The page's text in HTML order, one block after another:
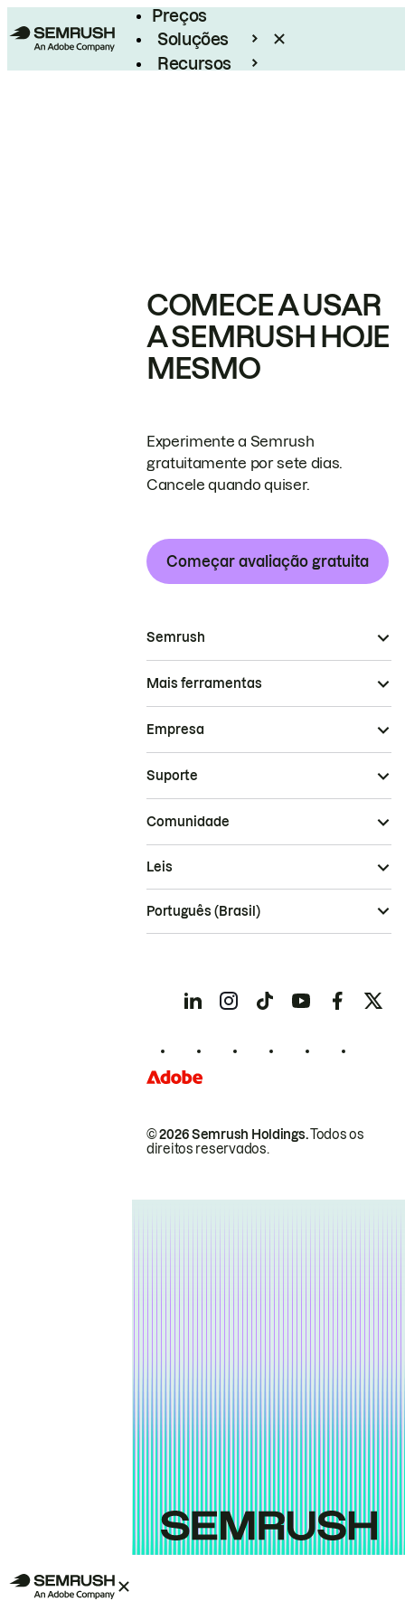
Preços
Soluções
Recursos
COMECE A USAR
A SEMRUSH HOJE
MESMO
Experimente a Semrush
gratuitamente por sete dias.
Cancele quando quiser.
Começar avaliação gratuita
Semrush
Mais ferramentas
Empresa
Suporte
Comunidade
© 2026 Semrush Holdings.Todos os
direitos reservados.
Leis
Português (Brasil)